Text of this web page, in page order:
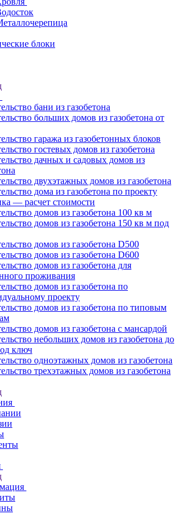
блоки
бани из газобетона
больших домов из газобетона от
гаража из газобетонных блоков
гостевых домов из газобетона
дачных и садовых домов из
двухэтажных домов из газобетона
дома из газобетона по проекту
— расчет стоимости
домов из газобетона 100 кв м
домов из газобетона 150 кв м под
домов из газобетона D500
домов из газобетона D600
домов из газобетона для
проживания
домов из газобетона по
проекту
домов из газобетона по типовым
домов из газобетона с мансардой
небольших домов из газобетона до
ключ
одноэтажных домов из газобетона
трехэтажных домов из газобетона